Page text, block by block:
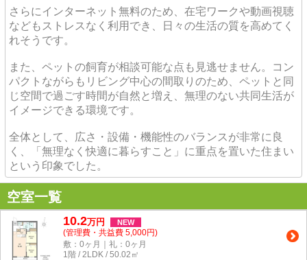
さらにインターネット無料のため、在宅ワークや動画視聴
などもストレスなく利用でき、日々の生活の質を高めてく
れそうです。
また、ペットの飼育が相談可能な点も見逃せません。コン
パクトながらもリビング中心の間取りのため、ペットと同
じ空間で過ごす時間が自然と増え、無理のない共同生活が
イメージできる環境です。
全体として、広さ・設備・機能性のバランスが非常に良
く、「無理なく快適に暮らすこと」に重点を置いた住まい
という印象でした。
空室一覧
10.2万円 NEW
(管理費・共益費 5,000円)
敷：0ヶ月｜礼：0ヶ月
1階 / 2LDK / 50.02㎡